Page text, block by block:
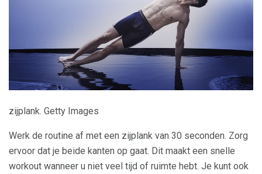
zijplank. Getty Images
Werk de routine af met een zijplank van 30 seconden. Zorg
ervoor dat je beide kanten op gaat. Dit maakt een snelle
workout wanneer u niet veel tijd of ruimte hebt. Je kunt ook